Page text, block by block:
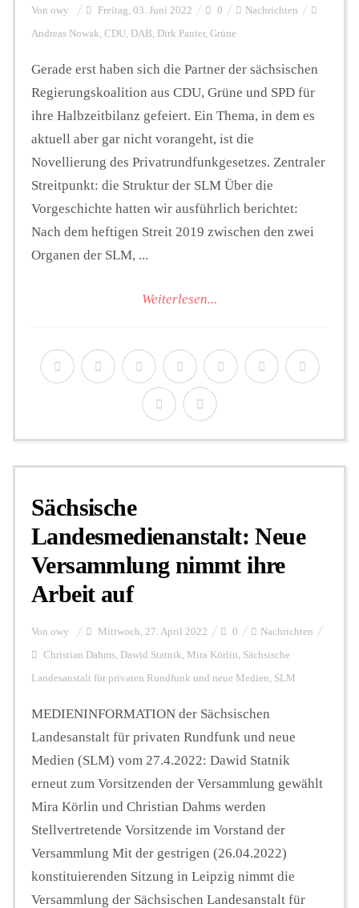
Von owy Freitag, 03. Juni 2022 0 Nachrichten
Andreas Nowak, CDU, DAB, Dirk Panter, Grüne
Gerade erst haben sich die Partner der sächsischen
Regierungskoalition aus CDU, Grüne und SPD für
ihre Halbzeitbilanz gefeiert. Ein Thema, in dem es
aktuell aber gar nicht vorangeht, ist die
Novellierung des Privatrundfunkgesetzes. Zentraler
Streitpunkt: die Struktur der SLM Über die
Vorgeschichte hatten wir ausführlich berichtet:
Nach dem heftigen Streit 2019 zwischen den zwei
Organen der SLM, ...
Weiterlesen...
Sächsische
Landesmedienanstalt: Neue
Versammlung nimmt ihre
Arbeit auf
Von owy Mittwoch, 27. April 2022 0 Nachrichten
Christian Dahms, Dawid Statnik, Mira Körlin, Sächsische
Landesanstalt für privaten Rundfunk und neue Medien, SLM
MEDIENINFORMATION der Sächsischen
Landesanstalt für privaten Rundfunk und neue
Medien (SLM) vom 27.4.2022: Dawid Statnik
erneut zum Vorsitzenden der Versammlung gewählt
Mira Körlin und Christian Dahms werden
Stellvertretende Vorsitzende im Vorstand der
Versammlung Mit der gestrigen (26.04.2022)
konstituierenden Sitzung in Leipzig nimmt die
Versammlung der Sächsischen Landesanstalt für